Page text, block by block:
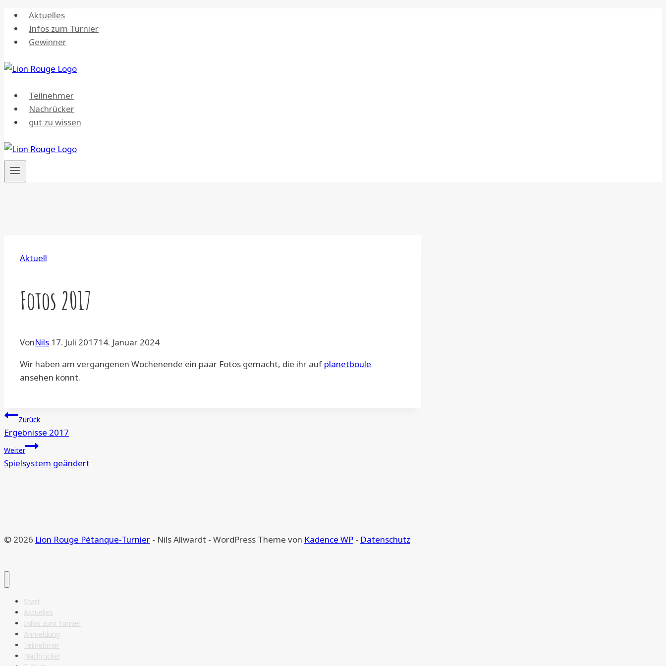
Zum
Inhalt
springen
Aktuelles
Infos zum Turnier
Gewinner
Teilnehmer
Nachrücker
gut zu wissen
Aktuell
Fotos 2017
VonNils 17. Juli 201714. Januar 2024
Wir haben am vergangenen Wochenende ein paar Fotos gemacht, die ihr auf planetboule
ansehen könnt.
Beitragsnavigation
Zurück
Ergebnisse 2017
Weiter
Spielsystem geändert
© 2026 Lion Rouge Pétanque-Turnier - Nils Allwardt - WordPress Theme von Kadence WP - Datenschutz
Start
Aktuelles
Infos zum Turnier
Anmeldung
Teilnehmer
Nachrücker